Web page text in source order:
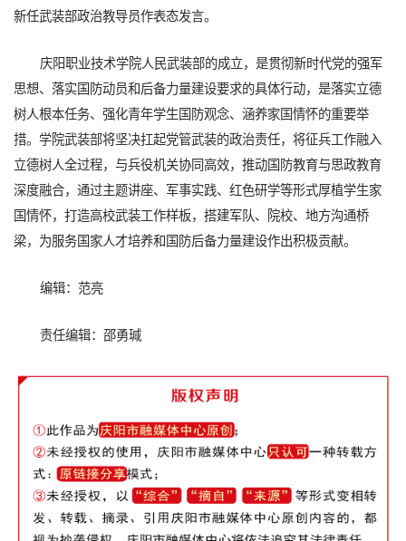
新任武装部政治教导员作表态发言。
庆阳职业技术学院人民武装部的成立，是贯彻新时代党的强军
思想、落实国防动员和后备力量建设要求的具体行动，是落实立德
树人根本任务、强化青年学生国防观念、涵养家国情怀的重要举
措。学院武装部将坚决扛起党管武装的政治责任，将征兵工作融入
立德树人全过程，与兵役机关协同高效，推动国防教育与思政教育
深度融合，通过主题讲座、军事实践、红色研学等形式厚植学生家
国情怀，打造高校武装工作样板，搭建军队、院校、地方沟通桥
梁，为服务国家人才培养和国防后备力量建设作出积极贡献。
编辑：范亮
责任编辑：邵勇瑊